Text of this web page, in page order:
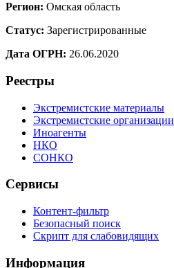
Регион: Омская область
Статус: Зарегистрированные
Дата ОГРН: 26.06.2020
Реестры
Экстремистские материалы
Экстремистские организации
Иноагенты
НКО
СОНКО
Сервисы
Контент-фильтр
Безопасный поиск
Скрипт для слабовидящих
Информация